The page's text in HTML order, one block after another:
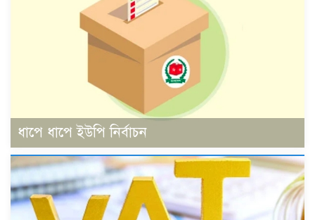
ধাপে ধাপে ইউপি নির্বাচন